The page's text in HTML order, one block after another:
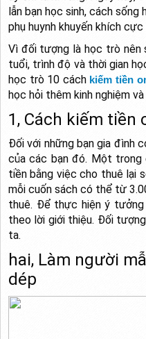
lẫn bạn học sinh, cách
phụ huynh khuyến khích cực
Vì đối tượng là học trò nên
tuổi, trình độ và thời gian
học trò 10 cách kiếm tiền
học hỏi thêm kinh nghiệm
1, Cách kiếm tiền
Đối với những bạn gia đình
của các bạn đó. Một
tiền bằng việc cho thuê lại
mỗi cuốn sách có thể từ
thuê. Để thực hiện ý tưởng
theo lời giới thiệu. Đối
ta.
hai, Làm người
dép